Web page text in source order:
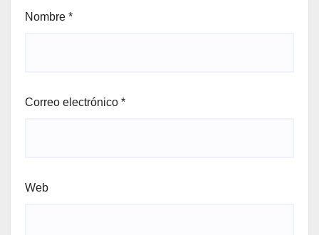
Nombre *
Correo electrónico *
Web